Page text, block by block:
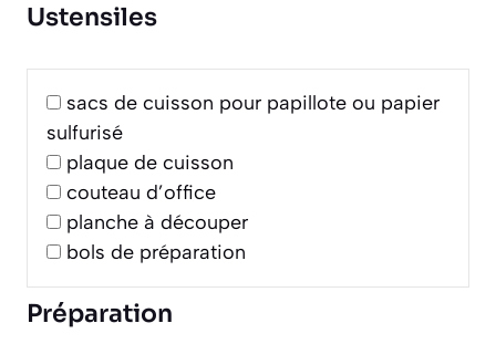
Ustensiles
sacs de cuisson pour papillote ou papier
sulfurisé
plaque de cuisson
couteau d’office
planche à découper
bols de préparation
Préparation